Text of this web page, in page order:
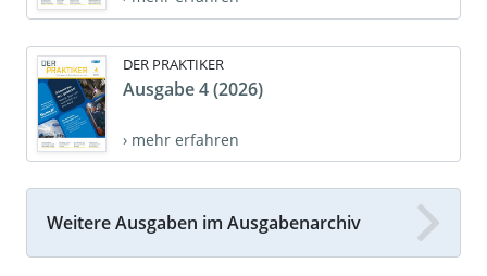
DER PRAKTIKER
Ausgabe 4 (2026)
› mehr erfahren
Weitere Ausgaben im Ausgabenarchiv